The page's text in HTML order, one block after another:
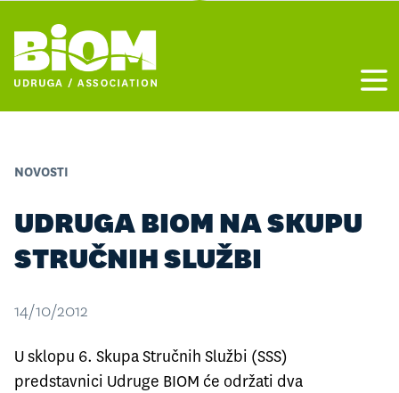
NOVOSTI
UDRUGA BIOM NA SKUPU
STRUČNIH SLUŽBI
14/10/2012
U sklopu 6. Skupa Stručnih Službi (SSS)
predstavnici Udruge BIOM će održati dva